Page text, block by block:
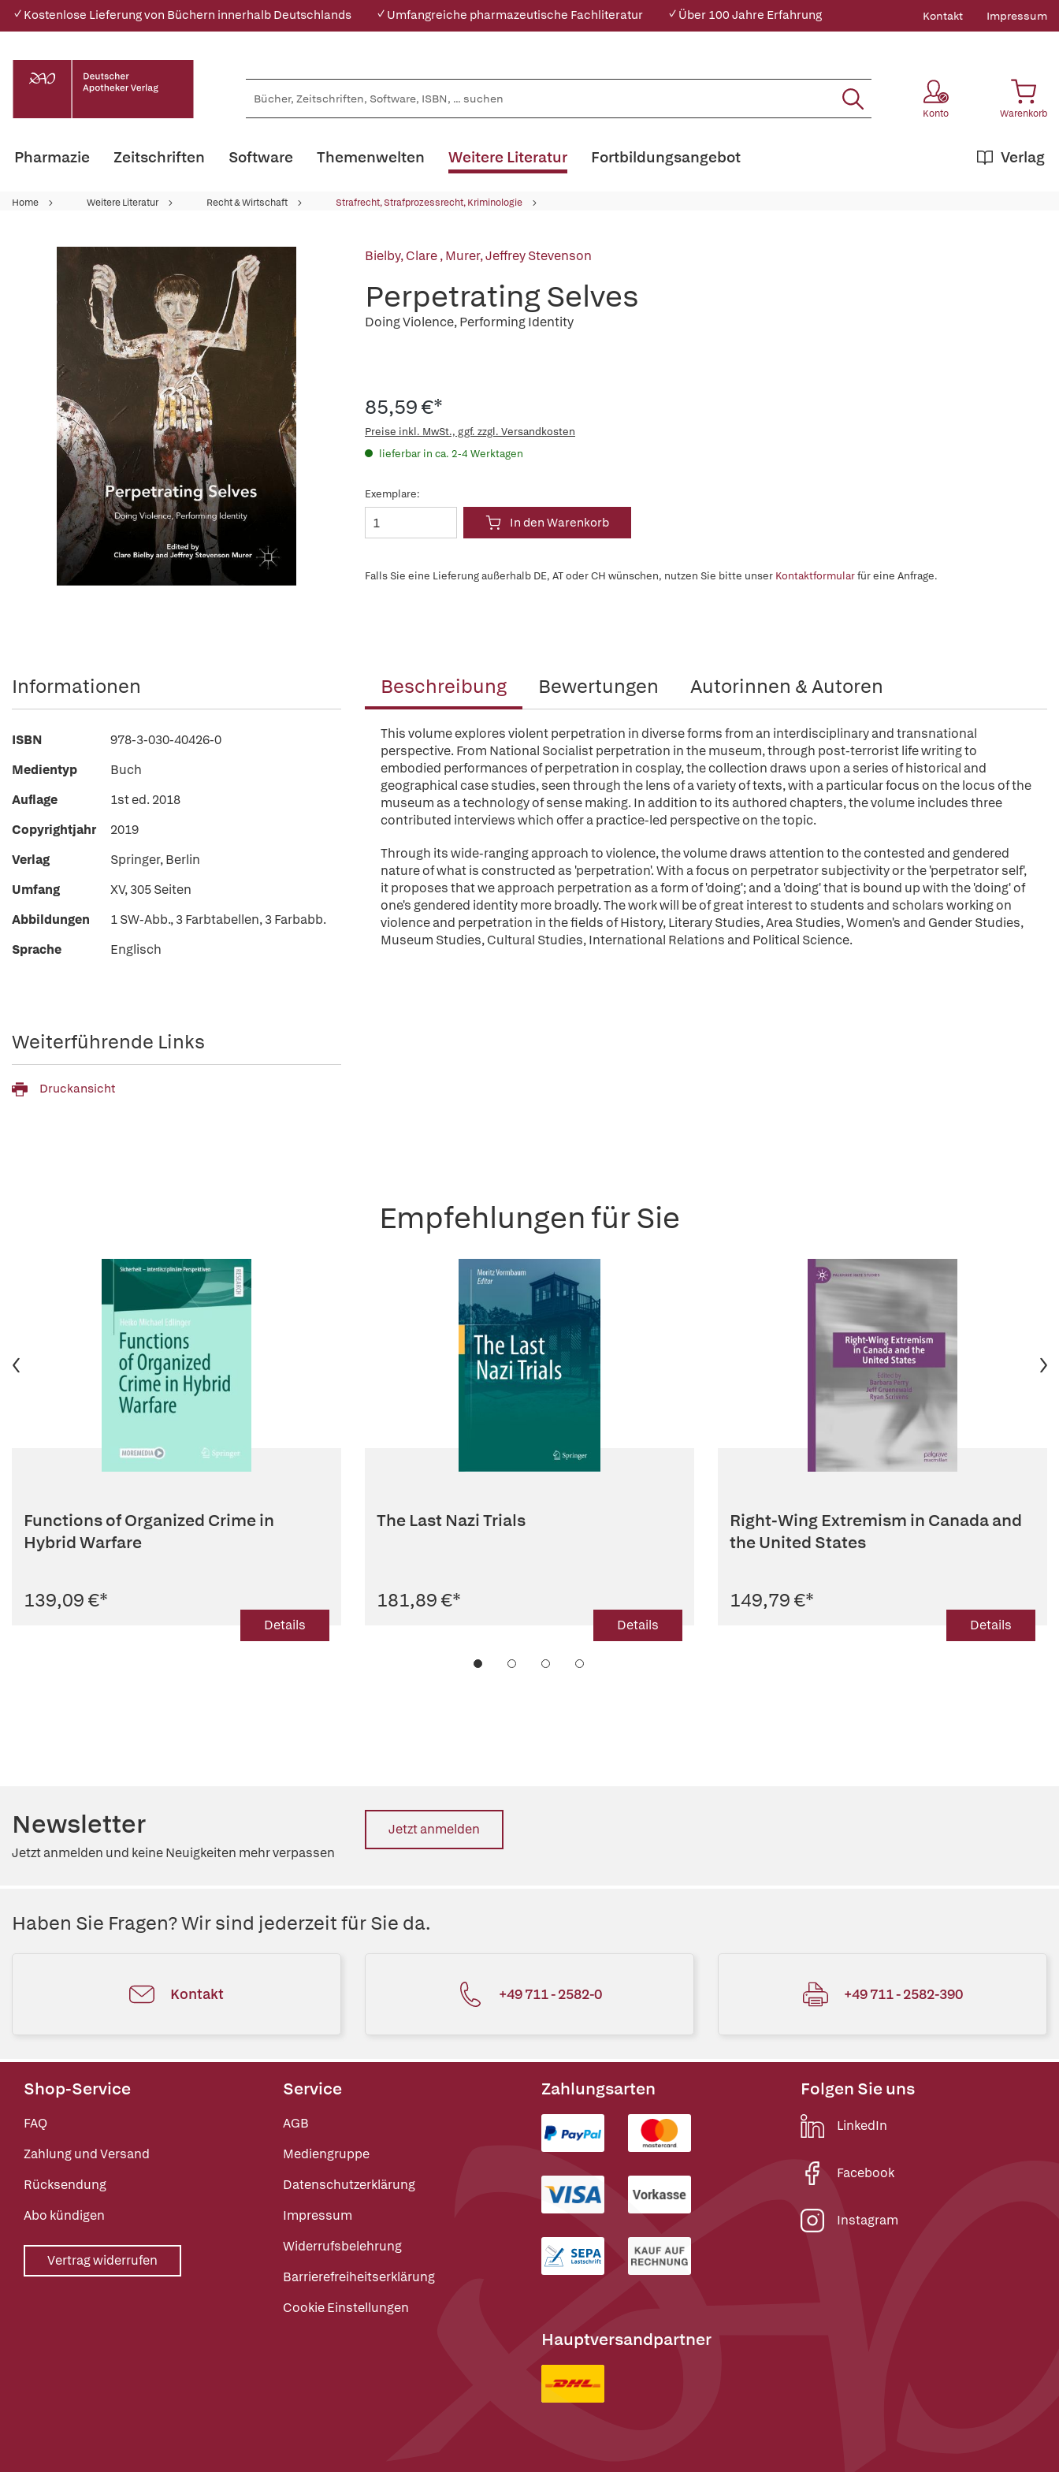
✓ Kostenlose Lieferung von Büchern innerhalb Deutschlands ✓ Umfangreiche pharmazeutische Fachliteratur ✓ Über 100 Jahre Erfahrung Kontakt Impressum
Konto Warenkorb
Pharmazie Zeitschriften Software Themenwelten Weitere Literatur Verlag
Fortbildungsangebot
Home Weitere Literatur Recht & Wirtschaft Strafrecht, Strafprozessrecht, Kriminologie
Bielby, Clare,Murer, Jeffrey Stevenson
Perpetrating Selves
Doing Violence, Performing Identity
85,59 €*
Preise inkl. MwSt., ggf. zzgl. Versandkosten
lieferbar in ca. 2-4 Werktagen
Exemplare:
In den Warenkorb
Falls Sie eine Lieferung außerhalb DE, AT oder CH wünschen, nutzen Sie bitte unser Kontaktformularfür eine Anfrage.
Beschreibung Bewertungen Autorinnen & Autoren
This volume explores violent perpetration in diverse forms from an interdisciplinary and transnational
perspective. From National Socialist perpetration in the museum, through post-terrorist life writing to
embodied performances of perpetration in cosplay, the collection draws upon a series of historical and
geographical case studies, seen through the lens of a variety of texts, with a particular focus on the locus of the
museum as a technology of sense making. In addition to its authored chapters, the volume includes three
contributed interviews which offer a practice-led perspective on the topic.
Through its wide-ranging approach to violence, the volume draws attention to the contested and gendered
nature of what is constructed as 'perpetration'. With a focus on perpetrator subjectivity or the 'perpetrator self',
it proposes that we approach perpetration as a form of 'doing'; and a 'doing' that is bound up with the 'doing' of
one's gendered identity more broadly. The work will be of great interest to students and scholars working on
violence and perpetration in the fields of History, Literary Studies, Area Studies, Women's and Gender Studies,
Museum Studies, Cultural Studies, International Relations and Political Science.
Informationen
ISBN
978-3-030-40426-0
Medientyp
Buch
Auflage
1st ed. 2018
Copyrightjahr
2019
Verlag
Springer, Berlin
Umfang
XV, 305 Seiten
Abbildungen
1 SW-Abb., 3 Farbtabellen, 3 Farbabb.
Sprache
Englisch
Weiterführende Links
Druckansicht
Empfehlungen für Sie
Functions of Organized Crime in
Hybrid Warfare
139,09 €*
Details
The Last Nazi Trials
181,89 €*
Details
Right-Wing Extremism in Canada and
the United States
149,79 €*
Details
Newsletter
Jetzt anmelden und keine Neuigkeiten mehr verpassen
Jetzt anmelden
Haben Sie Fragen? Wir sind jederzeit für Sie da.
Kontakt +49 711 - 2582-0 +49 711 - 2582-390
Shop-Service
FAQ
Zahlung und Versand
Rücksendung
Abo kündigen
Vertrag widerrufen
Service
AGB
Mediengruppe
Datenschutzerklärung
Impressum
Widerrufsbelehrung
Barrierefreiheitserklärung
Cookie Einstellungen
Zahlungsarten
Hauptversandpartner
Folgen Sie uns
LinkedIn
Facebook
Instagram